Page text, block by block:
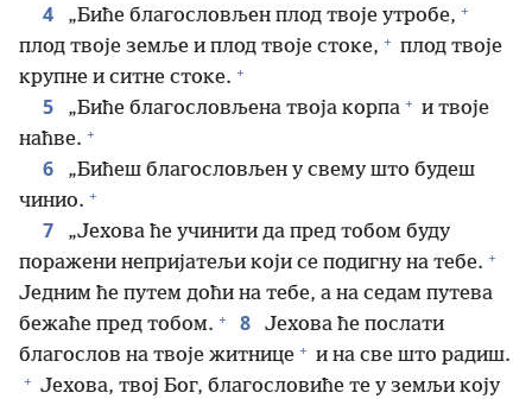
4 „Биће благословљен плод твоје утробе, +
плод твоје земље и плод твоје стоке, + плод твоје
крупне и ситне стоке. +
5 „Биће благословљена твоја корпа + и твоје
наћве. +
6
„Бићеш благословљен у свему што будеш
чинио. +
7
„Јехова ће учинити да пред тобом буду
поражени непријатељи који се подигну на тебе. +
Једним ће путем доћи на тебе, а на седам путева
бежаће пред тобом. + 8
Јехова ће послати
благослов на твоје житнице + и на све што радиш.
+ Јехова, твој Бог, благословиће те у земљи коју